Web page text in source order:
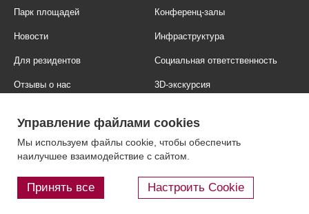
Парк площадей Конференц-залы
Новости Инфраструктура
Для резидентов Социальная ответственность
Отзывы о нас 3D-экскурсия
Контакты
Управление файлами cookies
Мы используем файлы cookie, чтобы обеспечить
наилучшее взаимодействие с сайтом.
Принять все Настроить Cookie